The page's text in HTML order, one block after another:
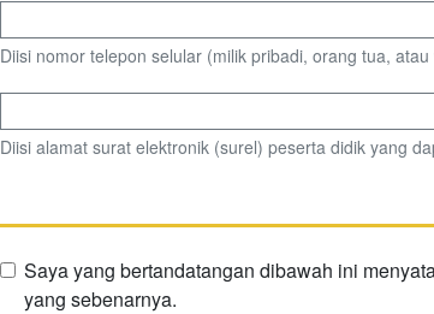
Diisi nomor telepon selular (milik pribadi, orang tua,
Diisi alamat surat elektronik (surel) peserta didik yang
Saya yang bertandatangan dibawah ini
yang sebenarnya.